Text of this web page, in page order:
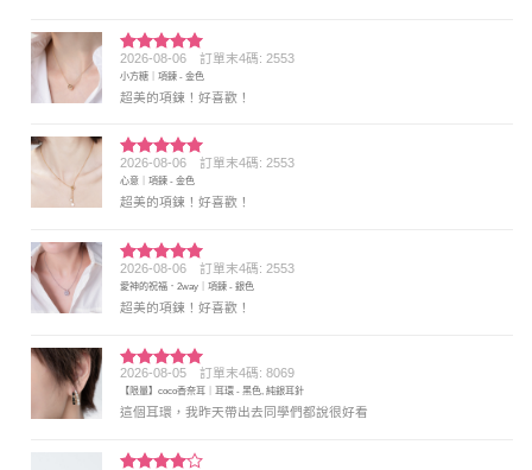
評分5滿
分 5
2026-08-06 訂單末4碼: 2553
小方糖｜項鍊 - 金色
超美的項鍊！好喜歡！
評分5 滿
分 5
2026-08-06 訂單末4碼: 2553
心意｜項鍊 - 金色
超美的項鍊！好喜歡！
評分5 滿
分 5
2026-08-06 訂單末4碼: 2553
愛神的祝福．2way｜項鍊 - 銀色
超美的項鍊！好喜歡！
評分5 滿
分 5
2026-08-05 訂單末4碼: 8069
【限量】coco香奈耳｜耳環 - 黑色, 純銀耳針
這個耳環，我昨天帶出去同學們都說很好看